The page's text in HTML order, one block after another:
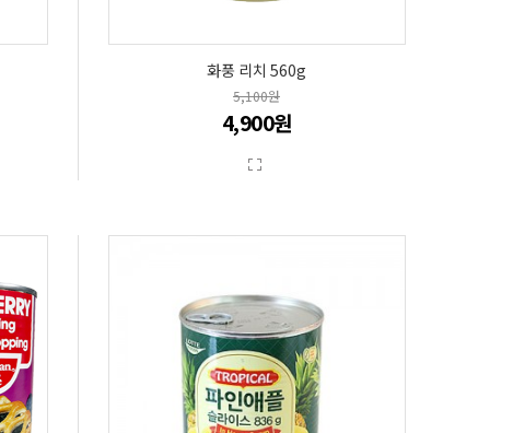
화풍 리치 560g
5,100원
4,900원